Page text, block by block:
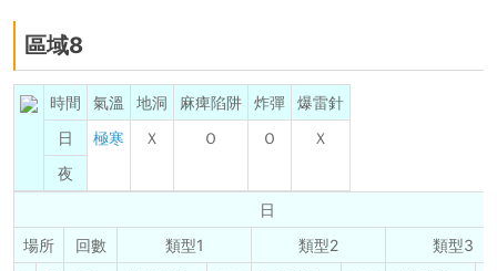
區域8
時間 氣溫 地洞 麻痺陷阱 炸彈
爆雷針
日
極寒 Ｘ Ｏ Ｏ
Ｘ
夜
日
場所
回數 類型1 類型2
類型3